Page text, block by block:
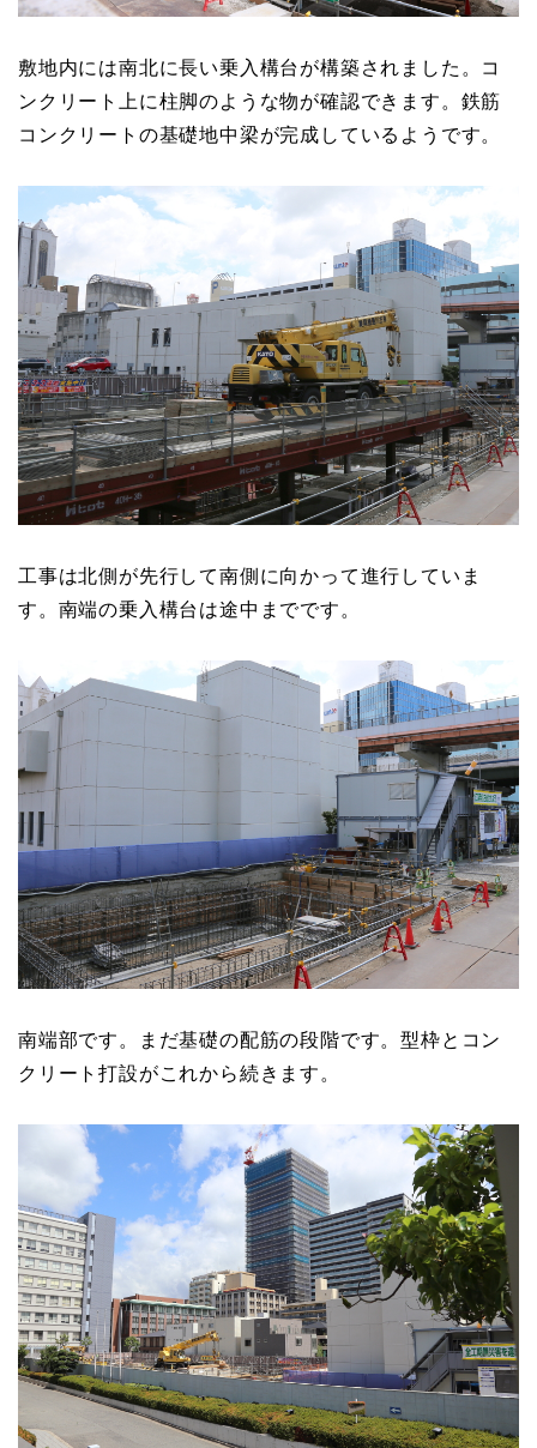
敷地内には南北に長い乗入構台が構築されました。コ
ンクリート上に柱脚のような物が確認できます。鉄筋
コンクリートの基礎地中梁が完成しているようです。
工事は北側が先行して南側に向かって進行していま
す。南端の乗入構台は途中までです。
南端部です。まだ基礎の配筋の段階です。型枠とコン
クリート打設がこれから続きます。